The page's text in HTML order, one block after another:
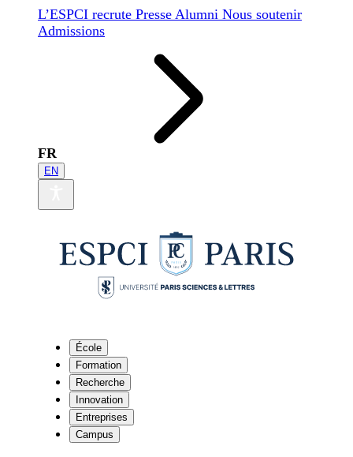
L’ESPCI recrute Presse Alumni Nous soutenir
Admissions
FR
EN
École
Formation
Recherche
Innovation
Entreprises
Campus